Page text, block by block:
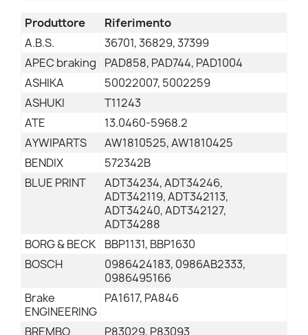
Produttore
Riferimento
A.B.S.
36701, 36829, 37399
APEC braking
PAD858, PAD744, PAD1004
ASHIKA
50022007, 5002259
ASHUKI
T11243
ATE
13.0460-5968.2
AYWIPARTS
AW1810525, AW1810425
BENDIX
572342B
BLUE PRINT
ADT34234, ADT34246,
ADT342119, ADT342113,
ADT34240, ADT342127,
ADT34288
BORG & BECK
BBP1131, BBP1630
BOSCH
0986424183, 0986AB2333,
0986495166
Brake
ENGINEERING
PA1617, PA846
BREMBO P83029, P83093